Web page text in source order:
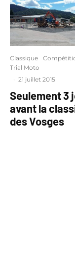
Classique
Trial Moto
· 21 juillet 2015
Seulement 3
avant la
des Vosges